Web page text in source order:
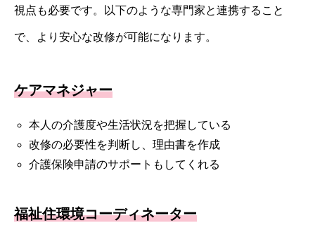
視点も必要です。以下のような専門家と連携すること
で、より安心な改修が可能になります。
ケアマネジャー
本人の介護度や生活状況を把握している
改修の必要性を判断し、理由書を作成
介護保険申請のサポートもしてくれる
福祉住環境コーディネーター